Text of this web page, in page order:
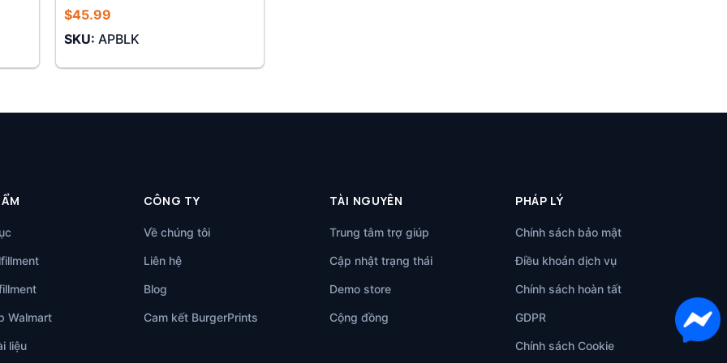
$45.99
SKU: APBLK
Walmart
liệu
CÔNG TY
Về chúng tôi
Liên hệ
Blog
Cam kết BurgerPrints
TÀI NGUYÊN
Trung tâm trợ giúp
Cập nhật trạng thái
Demo store
Cộng đồng
PHÁP LÝ
Chính sách bảo mật
Điều khoản dịch vụ
Chính sách hoàn tất
GDPR
Chính sách Cookie